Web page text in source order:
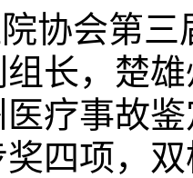
协会第
长，楚
医疗事故
四项，